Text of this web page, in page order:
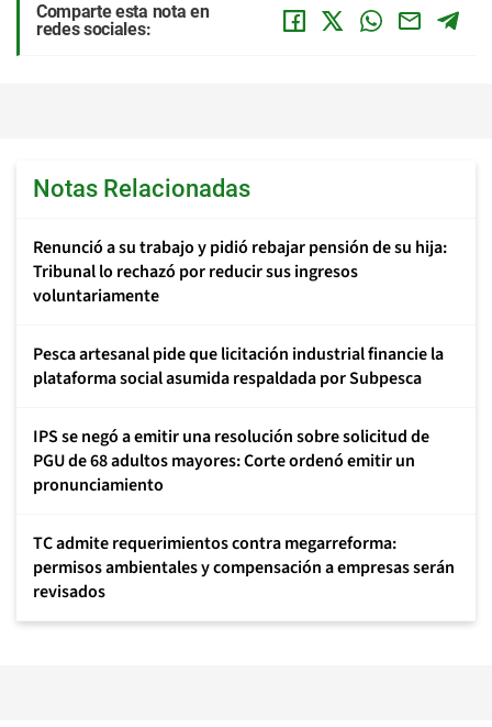
Comparte esta nota en
redes sociales:
Notas Relacionadas
Renunció a su trabajo y pidió rebajar pensión de su hija:
Tribunal lo rechazó por reducir sus ingresos
voluntariamente
Pesca artesanal pide que licitación industrial financie la
plataforma social asumida respaldada por Subpesca
IPS se negó a emitir una resolución sobre solicitud de
PGU de 68 adultos mayores: Corte ordenó emitir un
pronunciamiento
TC admite requerimientos contra megarreforma:
permisos ambientales y compensación a empresas serán
revisados